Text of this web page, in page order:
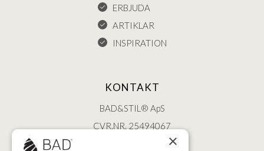
ERBJUDA
ARTIKLAR
INSPIRATION
KONTAKT
BAD&STIL® ApS
CVR.NR. 25494067
ØSTERBROGADE 202
×